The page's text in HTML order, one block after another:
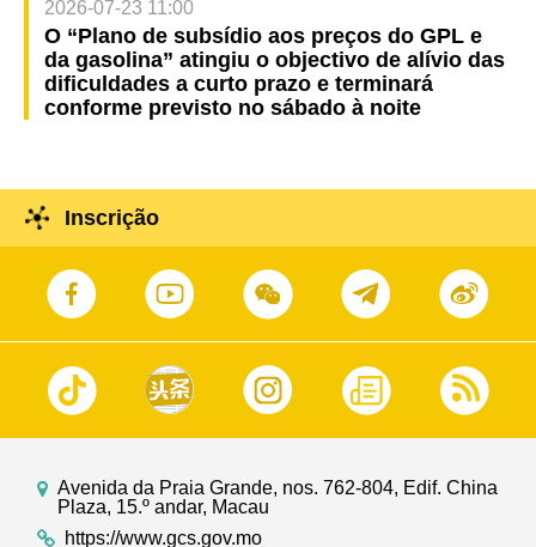
2026-07-23 11:00
O “Plano de subsídio aos preços do GPL e
da gasolina” atingiu o objectivo de alívio das
dificuldades a curto prazo e terminará
conforme previsto no sábado à noite
Inscrição
Avenida da Praia Grande, nos. 762-804, Edif. China
Plaza, 15.º andar, Macau
https://www.gcs.gov.mo